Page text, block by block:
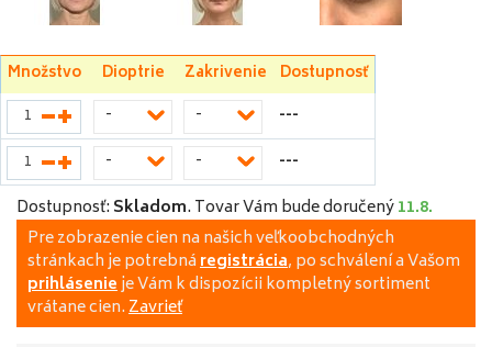
Množstvo Dioptrie Zakrivenie
Dostupnosť
-
- ---
- -
---
Dostupnosť: Skladom. Tovar Vám bude doručený11.8.
Pre zobrazenie cien na našich veľkoobchodných
stránkach je potrebnáregistrácia, po schválení a Vašom
prihlásenieje Vám k dispozícii kompletný sortiment
vrátane cien.Zavrieť